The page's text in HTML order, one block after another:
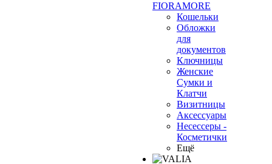
FIORAMORE
Кошельки
Обложки
для
документов
Ключницы
Женские
Сумки и
Клатчи
Визитницы
Аксессуары
Несессеры -
Косметички
Ещё